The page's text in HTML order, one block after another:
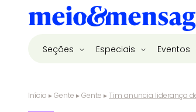
Seções Especiais Eventos
Início ▸Gente ▸Gente ▸ Tim anuncia liderança